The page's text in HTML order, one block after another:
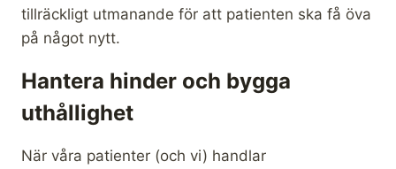
tillräckligt utmanande för att patienten ska få öva
på något nytt.
Hantera hinder och bygga
uthållighet
När våra patienter (och vi) handlar